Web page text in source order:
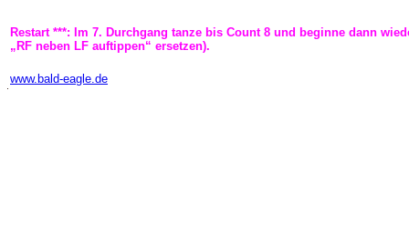
Restart ***: Im 7. Durchgang tanze bis Count 8 und beginne dann
„RF neben LF auftippen“ ersetzen).
www.bald-eagle.de